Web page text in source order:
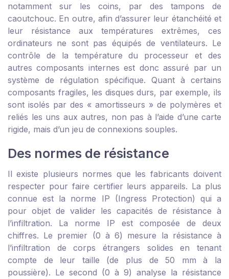
notamment sur les coins, par des tampons de
caoutchouc. En outre, afin d’assurer leur étanchéité et
leur résistance aux températures extrêmes, ces
ordinateurs ne sont pas équipés de ventilateurs. Le
contrôle de la température du processeur et des
autres composants internes est donc assuré par un
système de régulation spécifique. Quant à certains
composants fragiles, les disques durs, par exemple, ils
sont isolés par des « amortisseurs » de polymères et
reliés les uns aux autres, non pas à l’aide d’une carte
rigide, mais d’un jeu de connexions souples.
Des normes de résistance
Il existe plusieurs normes que les fabricants doivent
respecter pour faire certifier leurs appareils. La plus
connue est la norme IP (Ingress Protection) qui a
pour objet de valider les capacités de résistance à
l’infiltration. La norme IP est composée de deux
chiffres. Le premier (0 à 6) mesure la résistance à
l’infiltration de corps étrangers solides en tenant
compte de leur taille (de plus de 50 mm à la
poussière). Le second (0 à 9) analyse la résistance